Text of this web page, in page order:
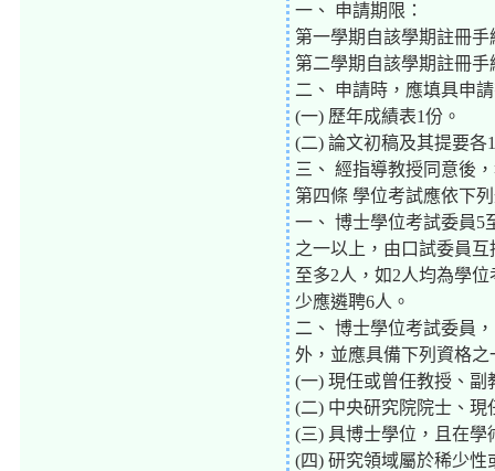
一、 申請期限：
第一學期自該學期註冊
第二學期自該學期註冊
二、 申請時，應填具申
(一) 歷年成績表1份。
(二) 論文初稿及其提要各
三、 經指導教授同意後
第四條 學位考試應依下
一、 博士學位考試委員5
之一以上，由口試委員
至多2人，如2人均為學
少應遴聘6人。
二、 博士學位考試委員
外，並應具備下列資格之
(一) 現任或曾任教授、副
(二) 中央研究院院士、
(三) 具博士學位，且在學
(四) 研究領域屬於稀少